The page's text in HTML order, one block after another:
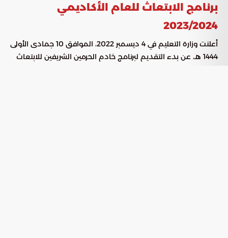
برنامج الابتعاث للعام الأكاديمي
2023/2024
أعلنت وزارة التعليم في 4 ديسمبر 2022، الموافق 10 جمادى الأولى
1444 هـ، عن بدء التقديم لبرنامج خادم الحرمين الشريفين للابتعاث